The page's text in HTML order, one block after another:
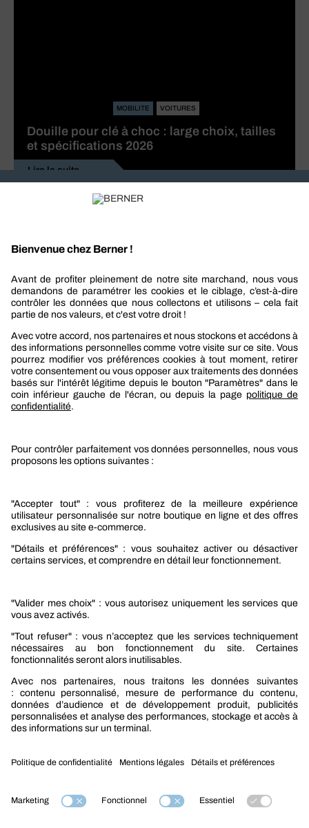
MOBILITE VOITURES
Douille pour clé à choc : large choix, tailles
et spécifications 2026
Lire la suite
Berner
Boutique Berner
Boutique Berner Industry Services
Le groupe Berner
Nos produits
Sélection produits automobile
Sélection produits bâtiment
Promotions
Nouveautés mobilité
Nouveautés construction
CARRIÈRES
NOTRE OFFRE
Entre vous et nous
Nous contacter
Mention légales